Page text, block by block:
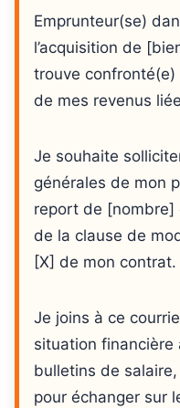
Emprunteur(se)
l’acquisition de
trouve
de mes revenus
Je souhaite
générales de mon
report de [nombre]
de la clause de
[X] de mon contrat.
Je joins à ce
situation
bulletins de
pour échanger sur